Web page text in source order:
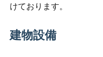
けております。
建物設備